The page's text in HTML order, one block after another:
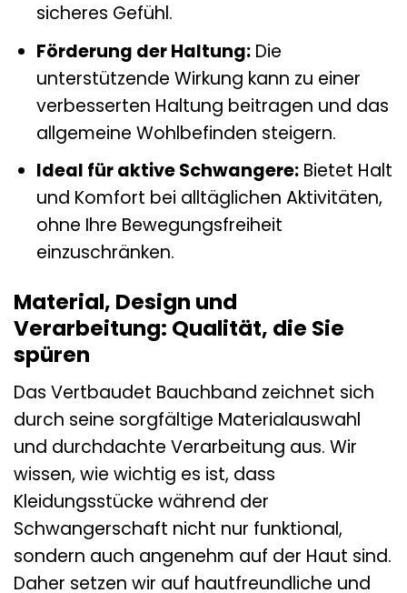
sicheres Gefühl.
Förderung der Haltung:Die
unterstützende Wirkung kann zu einer
verbesserten Haltung beitragen und das
allgemeine Wohlbefinden steigern.
Ideal für aktive Schwangere:Bietet Halt
und Komfort bei alltäglichen Aktivitäten,
ohne Ihre Bewegungsfreiheit
einzuschränken.
Material, Design und
Verarbeitung: Qualität, die Sie
spüren
Das Vertbaudet Bauchband zeichnet sich
durch seine sorgfältige Materialauswahl
und durchdachte Verarbeitung aus. Wir
wissen, wie wichtig es ist, dass
Kleidungsstücke während der
Schwangerschaft nicht nur funktional,
sondern auch angenehm auf der Haut sind.
Daher setzen wir auf hautfreundliche und